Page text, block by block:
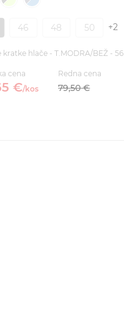
46 48 50 +2
kratke hlače - T.MODRA/BEŽ - 56
cena
€/kos
Redna cena
79,50 €